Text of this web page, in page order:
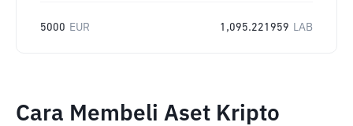
5000 EUR 1,095.221959 LAB
Cara Membeli Aset Kripto